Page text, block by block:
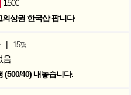
1500
상권 한국샵 팝니다
| 15평
음
(500/40) 내놓습니다.